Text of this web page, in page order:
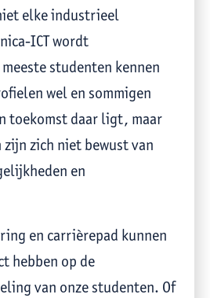
elke industrieel
ICT wordt
studenten kennen
wel en sommigen
toekomst daar ligt, maar
zich niet bewust van
en
en carrièrepad kunnen
hebben op de
van onze studenten. Of